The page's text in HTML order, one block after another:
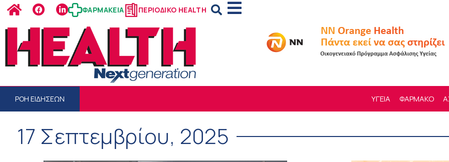
ΦΑΡΜΑΚΕΙΑ ΠΕΡΙΟΔΙΚΟ HEALTH
ΡΟΗ ΕΙΔΗΣΕΩΝ ΥΓΕΙΑ ΦΑΡΜΑΚΟ
17 Σεπτεμβρίου, 2025